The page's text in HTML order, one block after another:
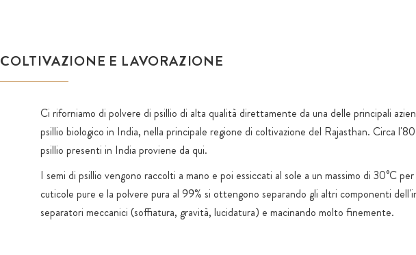
COLTIVAZIONE E LAVORAZIONE
Ci riforniamo di polvere di psillio di alta qualità direttamente da una delle principali
psillio biologico in India, nella principale regione di coltivazione del Rajasthan. Circa
psillio presenti in India proviene da qui.
I semi di psillio vengono raccolti a mano e poi essiccati al sole a un massimo di 30°C
cuticole pure e la polvere pura al 99% si ottengono separando gli altri componenti
separatori meccanici (soffiatura, gravità, lucidatura) e macinando molto finemente.